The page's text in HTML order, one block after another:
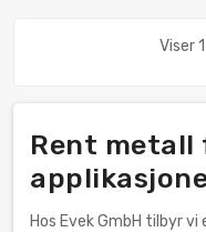
Viser
Rent metall
Hos Evek GmbH tilbyr